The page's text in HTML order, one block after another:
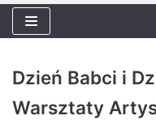
Dzień Babci i
Warsztaty